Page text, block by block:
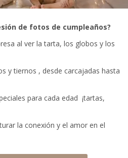
de fotos de cumpleaños?
al ver la tarta, los globos y los
y tiernos , desde carcajadas hasta
para cada edad ¡tartas,
la conexión y el amor en el